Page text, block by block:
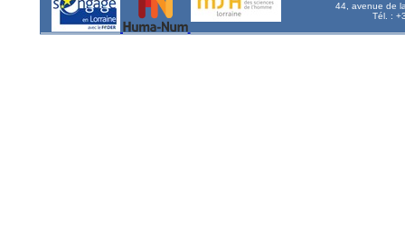
44, avenue de
Tél. :